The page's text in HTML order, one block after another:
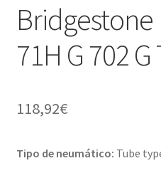
Bridgestone
71H G 702
118,92€
Tipo de neumático: Tube